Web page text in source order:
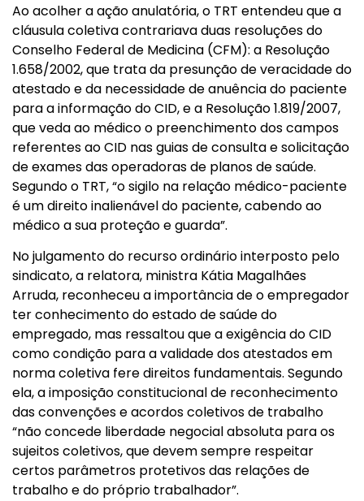
Ao acolher a ação anulatória, o TRT entendeu que a
cláusula coletiva contrariava duas resoluções do
Conselho Federal de Medicina (CFM): a Resolução
1.658/2002, que trata da presunção de veracidade do
atestado e da necessidade de anuência do paciente
para a informação do CID, e a Resolução 1.819/2007,
que veda ao médico o preenchimento dos campos
referentes ao CID nas guias de consulta e solicitação
de exames das operadoras de planos de saúde.
Segundo o TRT, “o sigilo na relação médico-paciente
é um direito inalienável do paciente, cabendo ao
médico a sua proteção e guarda”.
No julgamento do recurso ordinário interposto pelo
sindicato, a relatora, ministra Kátia Magalhães
Arruda, reconheceu a importância de o empregador
ter conhecimento do estado de saúde do
empregado, mas ressaltou que a exigência do CID
como condição para a validade dos atestados em
norma coletiva fere direitos fundamentais. Segundo
ela, a imposição constitucional de reconhecimento
das convenções e acordos coletivos de trabalho
“não concede liberdade negocial absoluta para os
sujeitos coletivos, que devem sempre respeitar
certos parâmetros protetivos das relações de
trabalho e do próprio trabalhador”.